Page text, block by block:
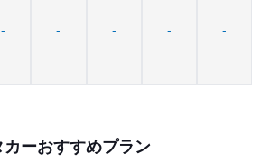
- - - - -
ーおすすめプラン